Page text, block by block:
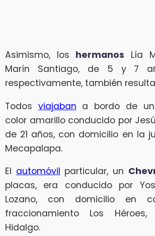
Asimismo, los hermanos Lía
Marín Santiago, de 5 y 7
respectivamente, también
Todos viajaban a bordo de un
color amarillo conducido por
de 21 años, con domicilio en la
Mecapalapa.
El automóvil particular, un
placas, era conducido por
Lozano, con domicilio en
fraccionamiento Los
Hidalgo.